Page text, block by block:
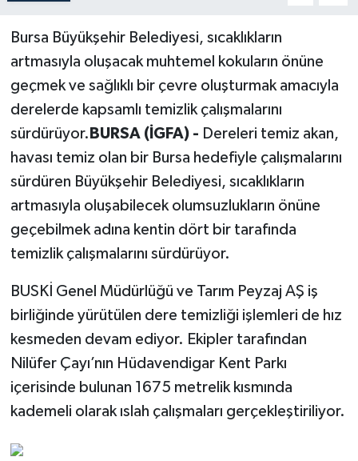
Bursa Büyükşehir Belediyesi, sıcaklıkların
artmasıyla oluşacak muhtemel kokuların önüne
geçmek ve sağlıklı bir çevre oluşturmak amacıyla
derelerde kapsamlı temizlik çalışmalarını
sürdürüyor. BURSA (İGFA) - Dereleri temiz akan,
havası temiz olan bir Bursa hedefiyle çalışmalarını
sürdüren Büyükşehir Belediyesi, sıcaklıkların
artmasıyla oluşabilecek olumsuzlukların önüne
geçebilmek adına kentin dört bir tarafında
temizlik çalışmalarını sürdürüyor.
BUSKİ Genel Müdürlüğü ve Tarım Peyzaj AŞ iş
birliğinde yürütülen dere temizliği işlemleri de hız
kesmeden devam ediyor. Ekipler tarafından
Nilüfer Çayı’nın Hüdavendigar Kent Parkı
içerisinde bulunan 1675 metrelik kısmında
kademeli olarak ıslah çalışmaları gerçekleştiriliyor.